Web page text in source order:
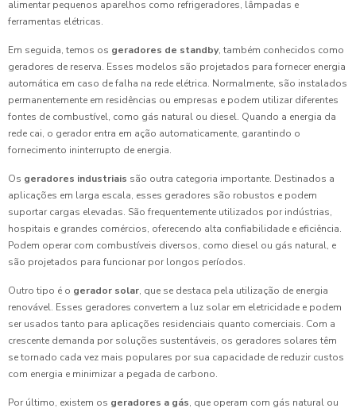
alimentar pequenos aparelhos como refrigeradores, lâmpadas e
ferramentas elétricas.
Em seguida, temos os geradores de standby, também conhecidos como
geradores de reserva. Esses modelos são projetados para fornecer energia
automática em caso de falha na rede elétrica. Normalmente, são instalados
permanentemente em residências ou empresas e podem utilizar diferentes
fontes de combustível, como gás natural ou diesel. Quando a energia da
rede cai, o gerador entra em ação automaticamente, garantindo o
fornecimento ininterrupto de energia.
Os geradores industriais são outra categoria importante. Destinados a
aplicações em larga escala, esses geradores são robustos e podem
suportar cargas elevadas. São frequentemente utilizados por indústrias,
hospitais e grandes comércios, oferecendo alta confiabilidade e eficiência.
Podem operar com combustíveis diversos, como diesel ou gás natural, e
são projetados para funcionar por longos períodos.
Outro tipo é o gerador solar, que se destaca pela utilização de energia
renovável. Esses geradores convertem a luz solar em eletricidade e podem
ser usados tanto para aplicações residenciais quanto comerciais. Com a
crescente demanda por soluções sustentáveis, os geradores solares têm
se tornado cada vez mais populares por sua capacidade de reduzir custos
com energia e minimizar a pegada de carbono.
Por último, existem os geradores a gás, que operam com gás natural ou